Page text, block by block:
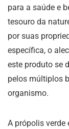
para a saúde e
tesouro da
por suas
específica, o
este produto se
pelos múltiplos
organismo.
A própolis verde